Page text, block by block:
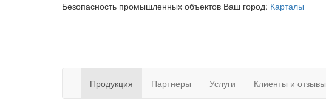
Безопасность промышленных объектов Ваш город: Карталы
Продукция
Партнеры Услуги Клиенты и отзывы